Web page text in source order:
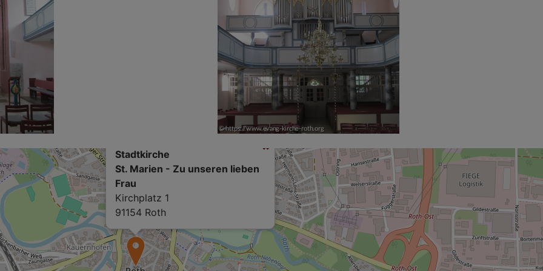
Stadtkirche
St. Marien - Zu unseren lieben
Frau
Kirchplatz 1
91154 Roth